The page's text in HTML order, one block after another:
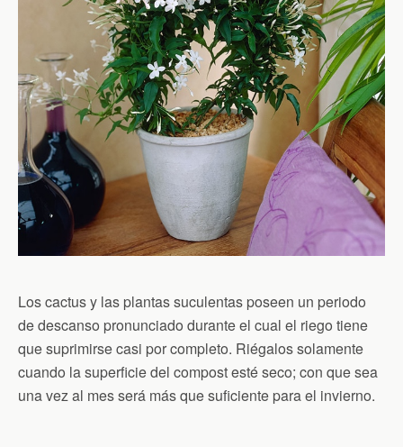
Los cactus y las plantas suculentas poseen un periodo
de descanso pronunciado durante el cual el riego tiene
que suprimirse casi por completo. Riégalos solamente
cuando la superficie del compost esté seco; con que sea
una vez al mes será más que suficiente para el invierno.